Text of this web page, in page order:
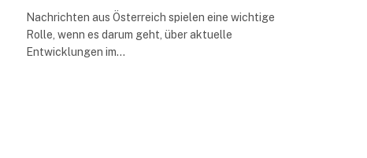
Nachrichten aus Österreich spielen eine wichtige
Rolle, wenn es darum geht, über aktuelle
Entwicklungen im…